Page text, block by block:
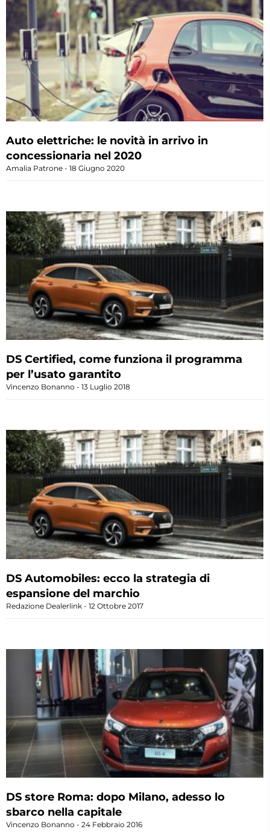
Auto elettriche: le novità in arrivo in
concessionaria nel 2020
Amalia Patrone 18 Giugno 2020
DS Certified, come funziona il programma
per l’usato garantito
Vincenzo Bonanno 13 Luglio 2018
DS Automobiles: ecco la strategia di
espansione del marchio
Redazione Dealerlink 12 Ottobre 2017
DS store Roma: dopo Milano, adesso lo
sbarco nella capitale
Vincenzo Bonanno 24 Febbraio 2016